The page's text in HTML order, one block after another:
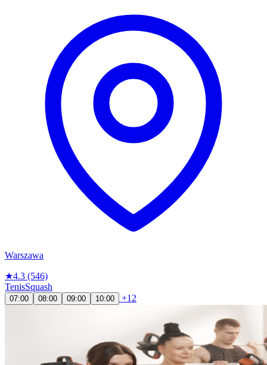
Warszawa
★4.3 (546)
TenisSquash
07:00 08:00 09:00 10:00 +12